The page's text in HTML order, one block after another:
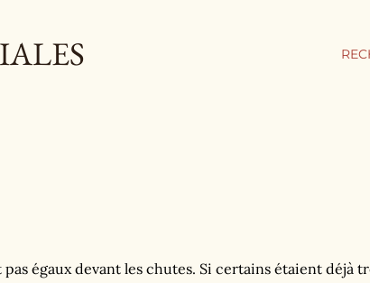
égaux devant les chutes. Si certains étaient déjà